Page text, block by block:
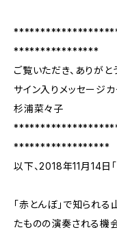
****************
ご覧いただき、ありがと
サイン入りメッセージ
杉浦菜々子
******************
以下、2018年11月14日
「赤とんぼ」で知られる
たものの演奏される機